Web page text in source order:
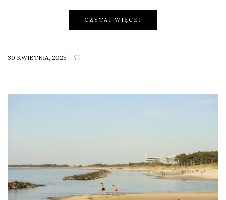
CZYTAJ WIĘCEJ
30 KWIETNIA, 2025